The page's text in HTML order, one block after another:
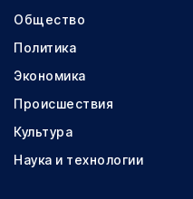
Общество
Политика
Экономика
Происшествия
Культура
Наука и технологии